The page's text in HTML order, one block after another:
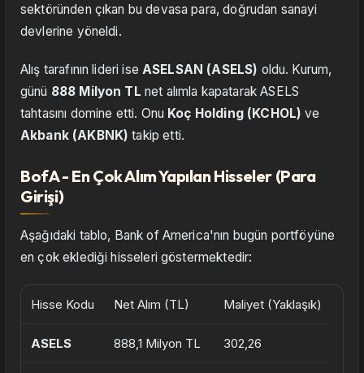
sektöründen çıkan bu devasa para, doğrudan sanayi
devlerine yöneldi.
Alış tarafının lideri ise ASELSAN (ASELS) oldu. Kurum,
günü 888 Milyon TL net alımla kapatarak ASELS
tahtasını domine etti. Onu Koç Holding (KCHOL) ve
Akbank (AKBNK) takip etti.
BofA - En Çok Alım Yapılan Hisseler (Para
Girişi)
Aşağıdaki tablo, Bank of America'nın bugün portföyüne
en çok eklediği hisseleri göstermektedir:
Hisse Kodu Net Alım (TL) Maliyet (Yaklaşık)
ASELS 888,1 Milyon TL 302,26